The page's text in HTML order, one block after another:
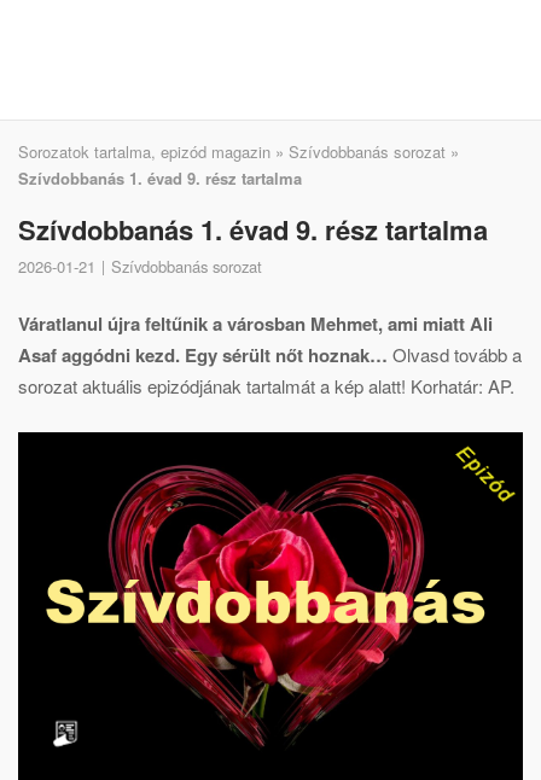
Sorozatok tartalma, epizód magazin » Szívdobbanás sorozat »
Szívdobbanás 1. évad 9. rész tartalma
Szívdobbanás 1. évad 9. rész tartalma
2026-01-21 Szívdobbanás sorozat
Váratlanul újra feltűnik a városban Mehmet, ami miatt Ali
Asaf aggódni kezd. Egy sérült nőt hoznak… Olvasd tovább a
sorozat aktuális epizódjának tartalmát a kép alatt! Korhatár: AP.